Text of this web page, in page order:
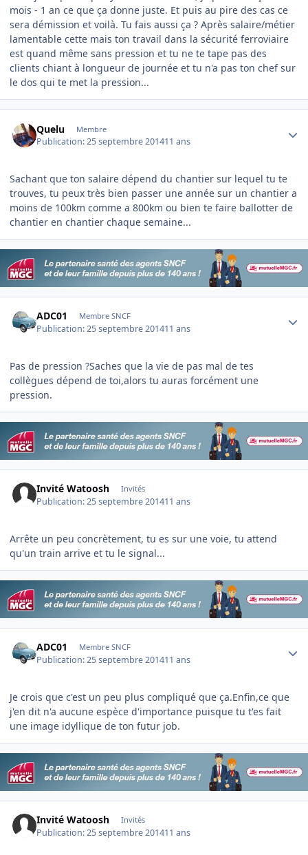
mois - 1 an ce que ça donne juste. Et puis au pire des cas ce
sera démission et voilà. Tu fais aussi ça ? Après salaire/métier
lamentable cette mais ton travail dans la sécurité ferroviaire
est quand même sans pression et tu ne te tape pas des
clients chiant à longueur de journée et tu n'a pas ton chef sur
le dos qui te met la pression...
Quelu Membre
Publication:25 septembre 201411 ans
Sachant que ton salaire dépend du chantier sur lequel tu te
trouves, tu peux très bien passer une année sur un chantier a
moins de 100km comme a 800km ou bien te faire ballotter de
chantier en chantier chaque semaine...
ADC01 Membre SNCF
Publication:25 septembre 201411 ans
Pas de pression ?Saches que la vie de pas mal de tes
collègues dépend de toi,alors tu auras forcément une
pression.
Invité Watoosh Invités
Publication:25 septembre 201411 ans
Arrête un peu concrètement, tu es sur une voie, tu attend
qu'un train arrive et tu le signal...
ADC01 Membre SNCF
Publication:25 septembre 201411 ans
Je crois que c'est un peu plus compliqué que ça.Enfin,ce que
j'en dit n'a aucune espèce d'importance puisque tu t'es fait
une image idyllique de ton futur job.
Invité Watoosh Invités
Publication:25 septembre 201411 ans